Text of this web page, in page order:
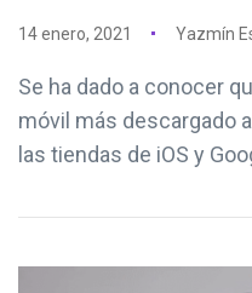
14 enero, 2021 Yazmín
Se ha dado a conocer
móvil más descargado
las tiendas de iOS y